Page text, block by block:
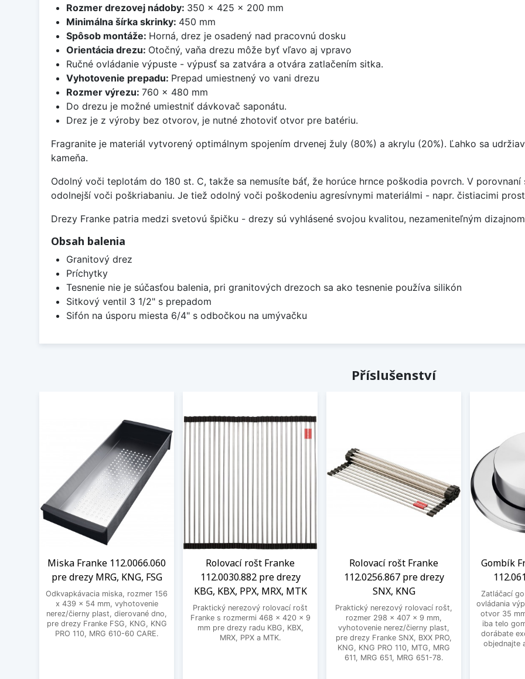
Rozmer drezovej nádoby: 350 x 425 x 200 mm
Minimálna šírka skrinky: 450 mm
Spôsob montáže: Horná, drez je osadený nad pracovnú dosku
Orientácia drezu: Otočný, vaňa drezu môže byť vľavo aj vpravo
Ručné ovládanie výpuste - výpusť sa zatvára a otvára zatlačením sitka.
Vyhotovenie prepadu: Prepad umiestnený vo vani drezu
Rozmer výrezu: 760 x 480 mm
Do drezu je možné umiestniť dávkovač saponátu.
Drez je z výroby bez otvorov, je nutné zhotoviť otvor pre batériu.
Fragranite je materiál vytvorený optimálnym spojením drvenej žuly (80%) a akrylu (20%). Ľahko sa
kameňa.
Odolný voči teplotám do 180 st. C, takže sa nemusíte báť, že horúce hrnce poškodia povrch. V
odolnejší voči poškriabaniu. Je tiež odolný voči poškodeniu agresívnymi materiálmi - napr. čistiacimi
Drezy Franke patria medzi svetovú špičku - drezy sú vyhlásené svojou kvalitou, nezameniteľným
Obsah balenia
Granitový drez
Príchytky
Tesnenie nie je súčasťou balenia, pri granitových drezoch sa ako tesnenie používa silikón
Sitkový ventil 3 1/2" s prepadom
Sifón na úsporu miesta 6/4" s odbočkou na umývačku
Příslušenství
Miska Franke 112.0066.060
pre drezy MRG, KNG, FSG
Odkvapkávacia miska, rozmer 156
x 439 x 54 mm, vyhotovenie
nerez/čierny plast, dierované dno,
pre drezy Franke FSG, KNG, KNG
PRO 110, MRG 610-60 CARE.
Rolovací rošt Franke
112.0030.882 pre drezy
KBG, KBX, PPX, MRX, MTK
Praktický nerezový rolovací rošt
Franke s rozmermi 468 x 420 x 9
mm pre drezy radu KBG, KBX,
MRX, PPX a MTK.
Rolovací rošt Franke
112.0256.867 pre drezy
SNX, KNG
Praktický nerezový rolovací rošt,
rozmer 298 x 407 x 9 mm,
vyhotovenie nerez/čierny plast,
pre drezy Franke SNX, BXX PRO,
KNG, KNG PRO 110, MTG, MRG
611, MRG 651, MRG 651-78.
Gombík
Zatláčací
ovládania
otvor 35
iba telo
dorábate
objednajte